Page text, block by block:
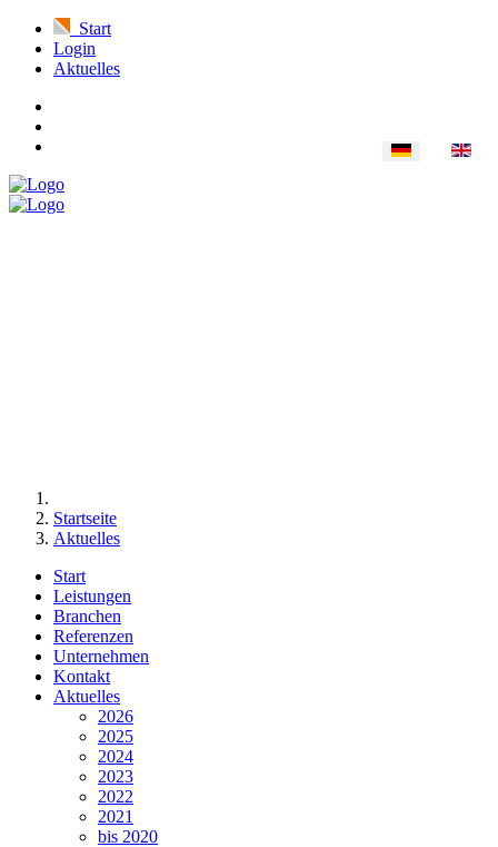
Start
Login
Aktuelles
Startseite
Aktuelles
Start
Leistungen
Branchen
Referenzen
Unternehmen
Kontakt
Aktuelles
2026
2025
2024
2023
2022
2021
bis 2020